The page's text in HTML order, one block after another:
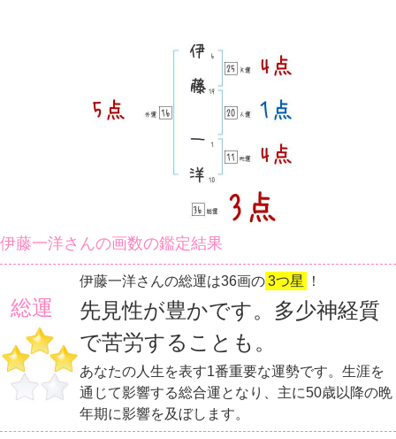
伊藤一洋さんの画数の鑑定結果
総運
伊藤一洋さんの総運は36画の3つ星 ！
先見性が豊かです。多少神経質
で苦労することも。
あなたの人生を表す1番重要な運勢です。生涯を
通じて影響する総合運となり、主に50歳以降の晩
年期に影響を及ぼします。